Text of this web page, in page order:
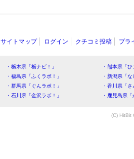
サイトマップ ログイン クチコミ投稿 プラ
・栃木県「栃ナビ！」
・熊本県「
・福島県「ふくラボ！」
・新潟県「
・群馬県「ぐんラボ！」
・香川県「
・石川県「金沢ラボ！」
・鹿児島県
(C) HitBit